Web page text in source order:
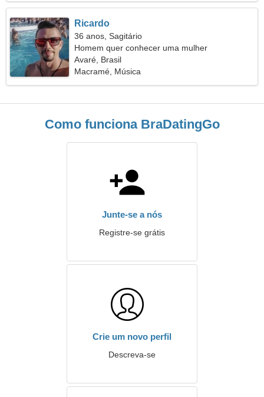
Ricardo
36 anos, Sagitário
Homem quer conhecer uma mulher
Avaré, Brasil
Macramé, Música
Como funciona BraDatingGo
Junte-se a nós
Registre-se grátis
Crie um novo perfil
Descreva-se